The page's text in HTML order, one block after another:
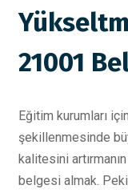
21001
Eğitim kurumları
şekillenmesinde
kalitesini
belgesi almak.